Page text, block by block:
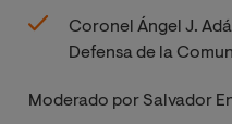
Coronel Ángel J.
Defensa de la
Moderado por Salvador